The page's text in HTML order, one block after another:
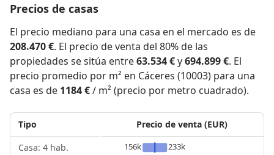
Precios de casas
El precio mediano para una casa en el mercado es de
208.470 €. El precio de venta del 80% de las
propiedades se sitúa entre63.534 €y694.899 €. El
precio promedio por m² en Cáceres (10003) para una
casa es de 1184 €/ m² (precio por metro cuadrado).
Tipo
Casa: 4 hab.
Precio de venta (EUR)
156k
233k